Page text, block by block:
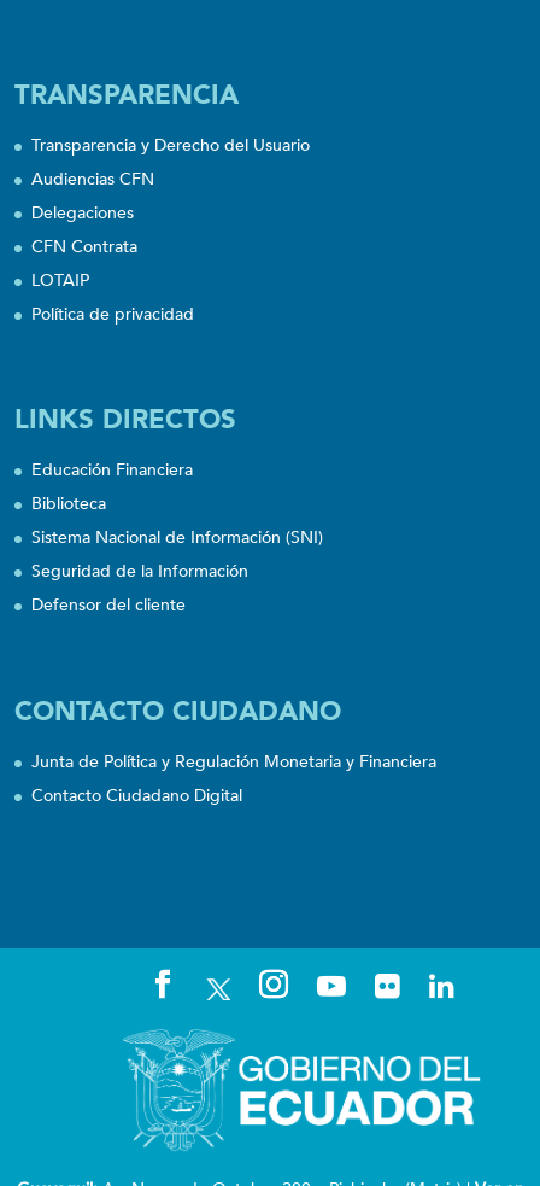
TRANSPARENCIA
Transparencia y Derecho del Usuario
Audiencias CFN
Delegaciones
CFN Contrata
LOTAIP
Política de privacidad
LINKS DIRECTOS
Educación Financiera
Biblioteca
Sistema Nacional de Información (SNI)
Seguridad de la Información
Defensor del cliente
CONTACTO CIUDADANO
Junta de Política y Regulación Monetaria y Financiera
Contacto Ciudadano Digital